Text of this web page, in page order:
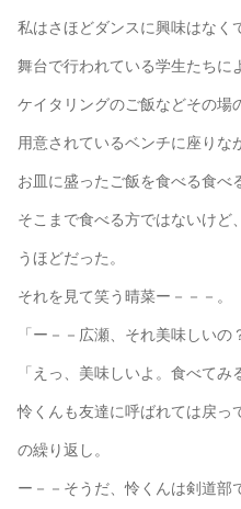
私はさほどダンスに興味はなく
舞台で行われている学生たちに
ケイタリングのご飯などその場
用意されているベンチに座りな
お皿に盛ったご飯を食べる食べ
そこまで食べる方ではないけど
うほどだった。
それを見て笑う晴菜ー－－－。
「ー－－広瀬、それ美味しいの
「えっ、美味しいよ。食べてみ
怜くんも友達に呼ばれては戻っ
の繰り返し。
ー－－そうだ、怜くんは剣道部